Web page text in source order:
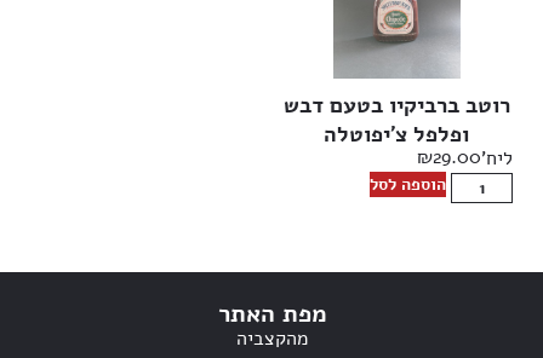
רוטב ברביקיו בטעם דבש
ופלפל צ’יפוטלה
ליח' ₪29.00
הוספה לסל
מפת האתר
מהקצביה